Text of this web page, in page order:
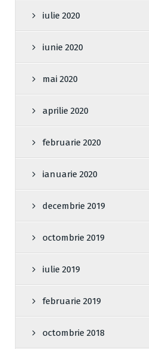
iulie 2020
iunie 2020
mai 2020
aprilie 2020
februarie 2020
ianuarie 2020
decembrie 2019
octombrie 2019
iulie 2019
februarie 2019
octombrie 2018